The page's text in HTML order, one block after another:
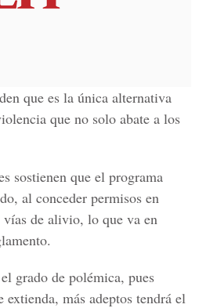
que es la única alternativa
que no solo abate a los
sostienen que el programa
al conceder permisos en
vías de alivio, lo que va en
grado de polémica, pues
más adeptos tendrá el